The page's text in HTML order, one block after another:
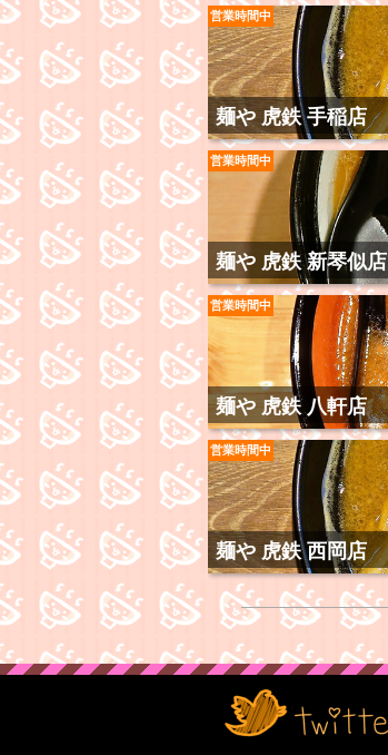
麺や 虎鉄 手稲店
営業時間中
麺や 虎鉄 新琴似店
営業時間中
麺や 虎鉄 八軒店
営業時間中
麺や 虎鉄 西岡店
営業時間中